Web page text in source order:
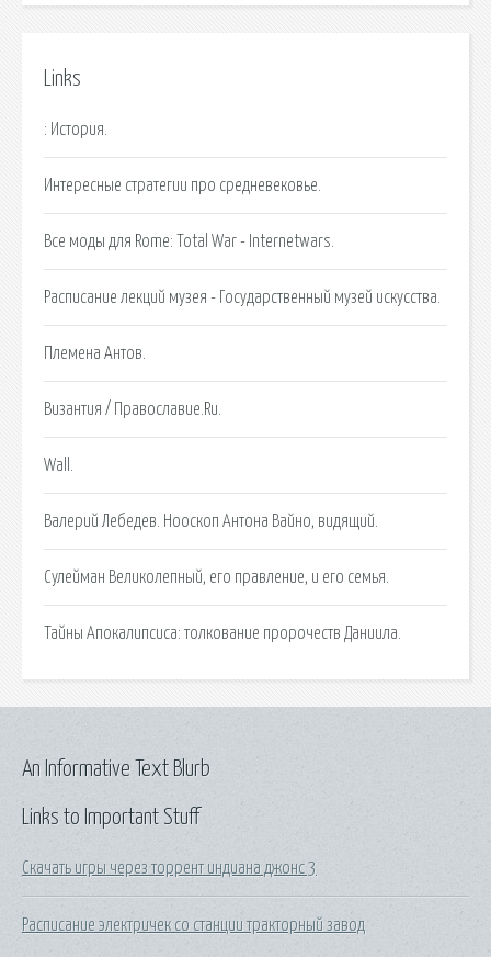
Links
: История.
Интересные стратегии про средневековье.
Все моды для Rome: Total War - Internetwars.
Расписание лекций музея - Государственный музей искусства.
Племена Антов.
Византия / Православие.Ru.
Wall.
Валерий Лебедев. Нооскоп Антона Вайно, видящий.
Сулейман Великолепный, его правление, и его семья.
Тайны Апокалипсиса: толкование пророчеств Даниила.
Links to Important Stuff
Скачать игры через торрент индиана джонс 3
Расписание электричек со станции тракторный завод
An Informative Text Blurb